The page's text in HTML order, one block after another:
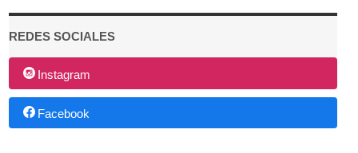
REDES SOCIALES
Instagram
Facebook